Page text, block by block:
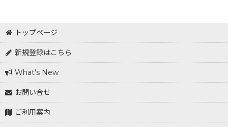
並び順
トップページ
新規登録はこちら
What's New
お問い合せ
ご利用案内